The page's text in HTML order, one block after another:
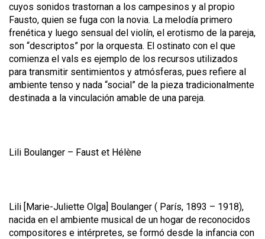
cuyos sonidos trastornan a los campesinos y al propio
Fausto, quien se fuga con la novia. La melodía primero
frenética y luego sensual del violín, el erotismo de la pareja,
son “descriptos” por la orquesta. El ostinato con el que
comienza el vals es ejemplo de los recursos utilizados
para transmitir sentimientos y atmósferas, pues refiere al
ambiente tenso y nada “social” de la pieza tradicionalmente
destinada a la vinculación amable de una pareja.
Lili Boulanger – Faust et Hélène
Lili [Marie-Juliette Olga] Boulanger ( París, 1893 – 1918),
nacida en el ambiente musical de un hogar de reconocidos
compositores e intérpretes, se formó desde la infancia con